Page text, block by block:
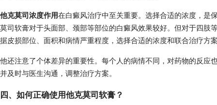
他克莫司浓度作用在白癜风治疗中至关重要。选择合适的浓度，是
莫司软膏对于头面部、颈部等部位的白癜风效果较好。但对于四
据皮损部位、面积和病情严重程度，选择合适的浓度和联合治疗方
他还注意了个体差异的重要性。每个人的病情不同，对药物的反
并及时与医生沟通，调整治疗方案。
四、如何正确使用他克莫司软膏？